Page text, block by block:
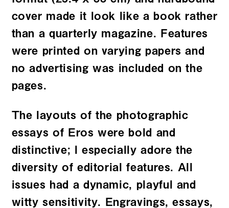
cover made it look like a book rather
than a quarterly magazine. Features
were printed on varying papers and
no advertising was included on the
pages.
The layouts of the photographic
essays of Eros were bold and
distinctive; I especially adore the
diversity of editorial features. All
issues had a dynamic, playful and
witty sensitivity. Engravings, essays,